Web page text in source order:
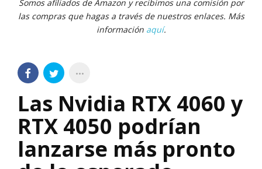
Somos afiliados de Amazon y recibimos una comisión por
las compras que hagas a través de nuestros enlaces. Más
información aquí.
Las Nvidia RTX 4060 y
RTX 4050 podrían
lanzarse más pronto